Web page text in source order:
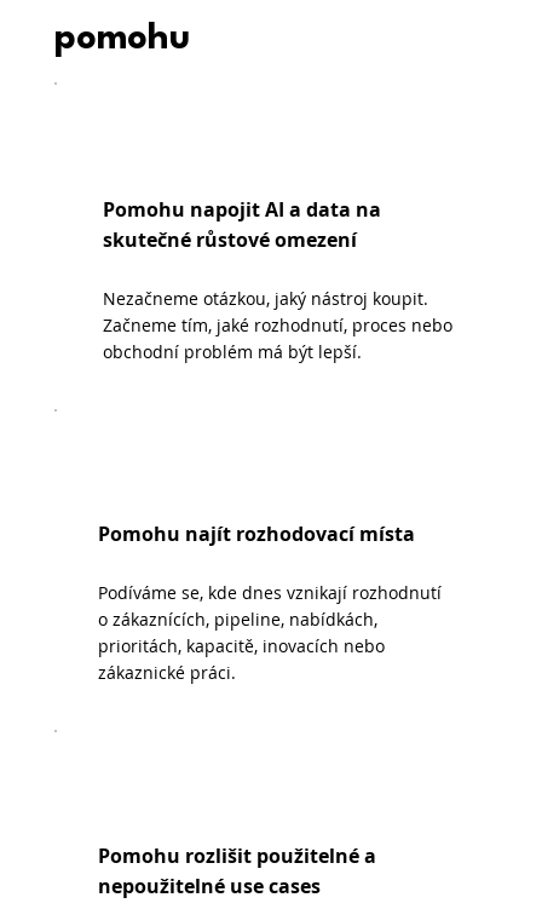
pomohu
Pomohu napojit AI a data na
skutečné růstové omezení
Nezačneme otázkou, jaký nástroj koupit.
Začneme tím, jaké rozhodnutí, proces nebo
obchodní problém má být lepší.
Pomohu najít rozhodovací místa
Podíváme se, kde dnes vznikají rozhodnutí
o zákaznících, pipeline, nabídkách,
prioritách, kapacitě, inovacích nebo
zákaznické práci.
Pomohu rozlišit použitelné a
nepoužitelné use cases